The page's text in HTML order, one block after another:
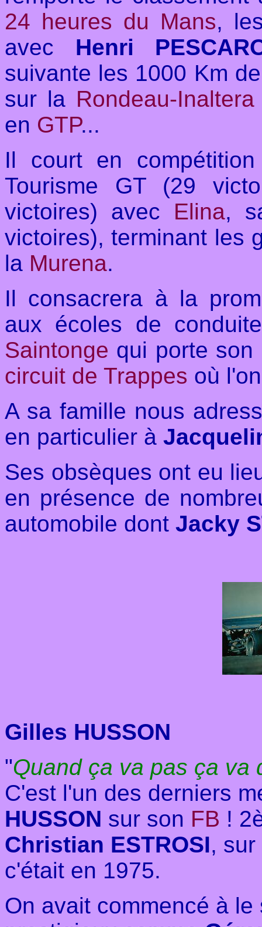
24 heures du Mans,
avec Henri
suivante les 1000 Km
sur la Rondeau-Inaltera
en GTP...
Il court en
Tourisme GT (29
victoires) avec Elina,
victoires), terminant les
la Murena.
Il consacrera à la
aux écoles de
Saintonge qui porte son
circuit de Trappes où
A sa famille nous
en particulier à
Ses obsèques ont eu
en présence de
automobile dont Jacky
Gilles HUSSON
"Quand ça va pas ça va
C'est l'un des derniers
HUSSON sur son FB !
Christian ESTROSI,
c'était en 1975.
On avait commencé à